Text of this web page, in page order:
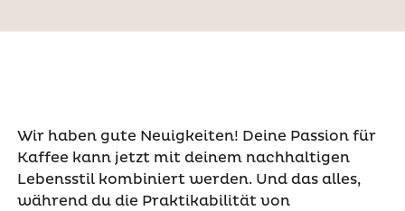
Wir haben gute Neuigkeiten! Deine Passion für
Kaffee kann jetzt mit deinem nachhaltigen
Lebensstil kombiniert werden. Und das alles,
während du die Praktikabilität von